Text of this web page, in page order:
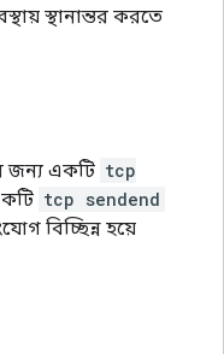
স্থানান্তর করতে
জন্য একটি tcp
tcp sendend
বিচ্ছিন্ন হয়ে